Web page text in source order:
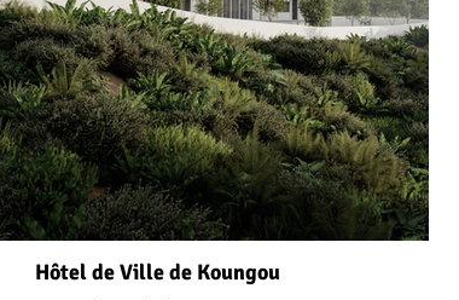
Hôtel de Ville de Koungou